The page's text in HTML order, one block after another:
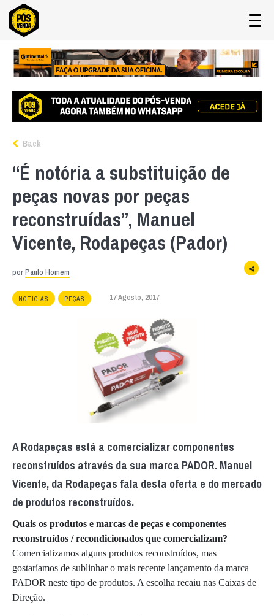
Back
“É notória a substituição de
peças novas por peças
reconstruídas”, Manuel
Vicente, Rodapeças (Pador)
porPaulo Homem
NOTÍCIAS PEÇAS 17 Agosto, 2017
A Rodapeças está a comercializar componentes
reconstruídos através da sua marca PADOR. Manuel
Vicente, da Rodapeças fala desta oferta e do mercado
de produtos reconstruídos.
Quais os produtos e marcas de peças e componentes
reconstruídos / recondicionados que comercializam?
Comercializamos alguns produtos reconstruídos, mas
gostaríamos de sublinhar o mais recente lançamento da marca
PADOR neste tipo de produtos. A escolha recaiu nas Caixas de
Direção.